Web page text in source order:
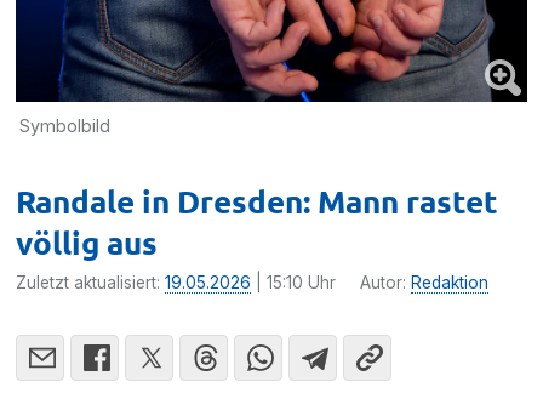
Symbolbild
Randale in Dresden: Mann rastet
völlig aus
Zuletzt aktualisiert:19.05.2026 | 15:10 Uhr Autor: Redaktion